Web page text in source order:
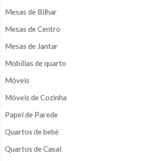
Mesas de Bilhar
Mesas de Centro
Mesas de Jantar
Mobílias de quarto
Móveis
Móveis de Cozinha
Papel de Parede
Quartos de bebé
Quartos de Casal